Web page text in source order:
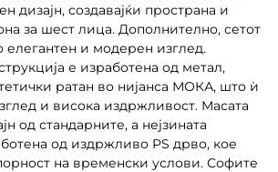
дизајн, создавајќи пространа и
за шест лица. Дополнително, сетот
и модерен изглед.
е изработена од метал,
ратан во нијанса МОКА, што ѝ
и висока издржливост. Масата
од стандарните, а нејзината
од издржливо PS дрво, кое
на временски услови. Софите